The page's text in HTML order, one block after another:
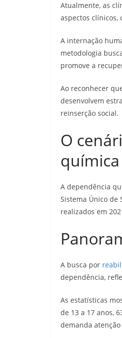
Atualmente, as
aspectos clínicos,
A internação
metodologia
promove a
Ao reconhecer
desenvolvem
reinserção social.
O
A dependência
Sistema Único de
realizados em
A busca por
dependência,
As estatísticas
de 13 a 17 anos,
demanda